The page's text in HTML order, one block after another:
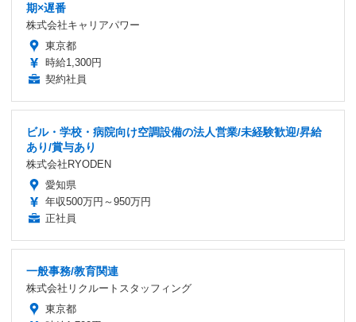
期×遅番
株式会社キャリアパワー
東京都
時給1,300円
契約社員
ビル・学校・病院向け空調設備の法人営業/未経験歓迎/昇給
あり/賞与あり
株式会社RYODEN
愛知県
年収500万円～950万円
正社員
一般事務/教育関連
株式会社リクルートスタッフィング
東京都